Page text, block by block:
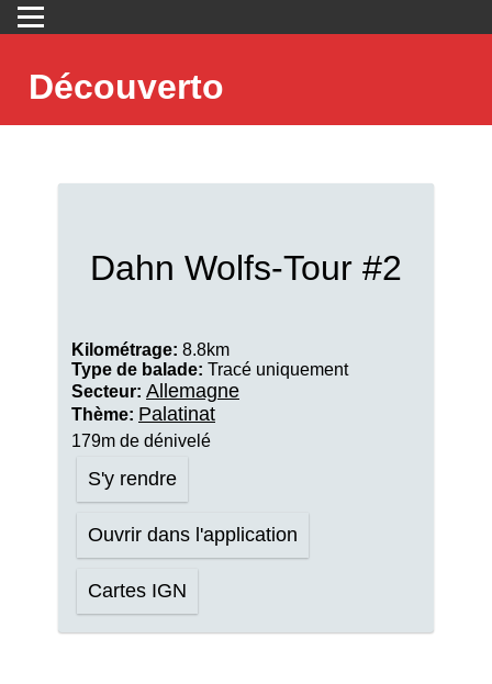
Découverto
Dahn Wolfs-Tour #2
Kilométrage: 8.8km
Type de balade: Tracé uniquement
Secteur: Allemagne
Thème: Palatinat
179m de dénivelé
S'y rendre
Ouvrir dans l'application
Cartes IGN